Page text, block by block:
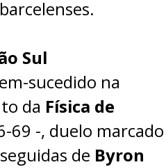
Sul
sucedido na
da Física de
69 -, duelo marcado
de Byron